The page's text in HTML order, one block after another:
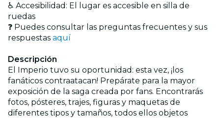
♿ Accesibilidad: El lugar es accesible en silla de
ruedas
❓ Puedes consultar las preguntas frecuentes y sus
respuestas aquí
Descripción
El Imperio tuvo su oportunidad: esta vez, ¡los
fanáticos contraatacan! Prepárate para la mayor
exposición de la saga creada por fans. Encontrarás
fotos, pósteres, trajes, figuras y maquetas de
diferentes tipos y tamaños, todos ellos objetos